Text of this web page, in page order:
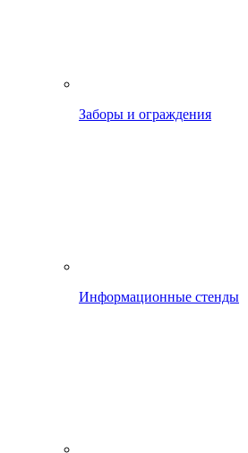
Заборы и ограждения
Информационные стенды